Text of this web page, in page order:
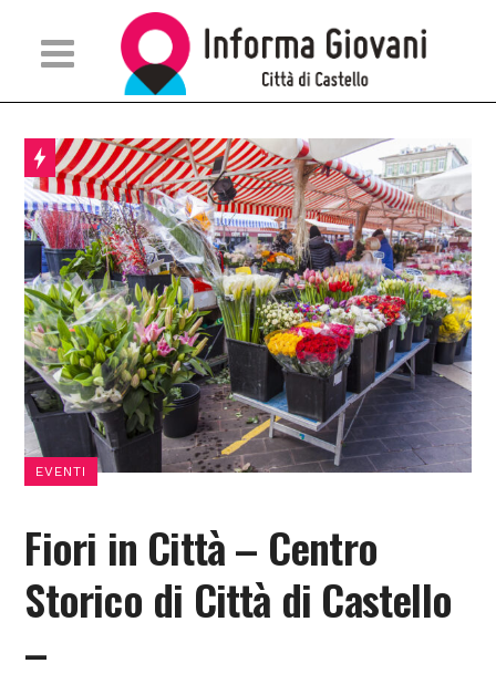
EVENTI
Fiori in Città – Centro
Storico di Città di Castello
–